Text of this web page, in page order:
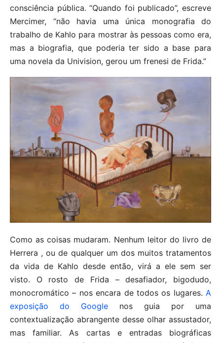
consciência pública. “Quando foi publicado”, escreve
Mercimer, “não havia uma única monografia do
trabalho de Kahlo para mostrar às pessoas como era,
mas a biografia, que poderia ter sido a base para
uma novela da Univision, gerou um frenesi de Frida.”
Como as coisas mudaram. Nenhum leitor do livro de
Herrera , ou de qualquer um dos muitos tratamentos
da vida de Kahlo desde então, virá a ele sem ser
visto. O rosto de Frida – desafiador, bigodudo,
monocromático – nos encara de todos os lugares. A
exposição do Google nos guia por uma
contextualização abrangente desse olhar assustador,
mas familiar. As cartas e entradas biográficas